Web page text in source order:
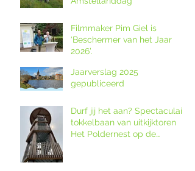
Filmmaker Pim Giel is
‘Beschermer van het Jaar
2026’.
Jaarverslag 2025
gepubliceerd
Durf jij het aan? Spectaculaire
tokkelbaan van uitkijktoren
Het Poldernest op de